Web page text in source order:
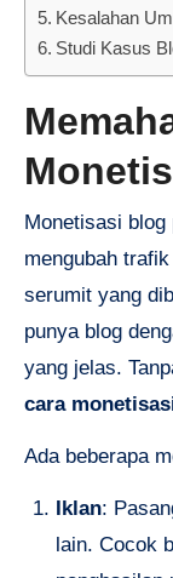
Kesalahan
Studi Kasus
Monetisasi blog
mengubah
serumit yang
punya blog
yang jelas.
cara
Ada beberapa
Iklan:
lain. Cocok